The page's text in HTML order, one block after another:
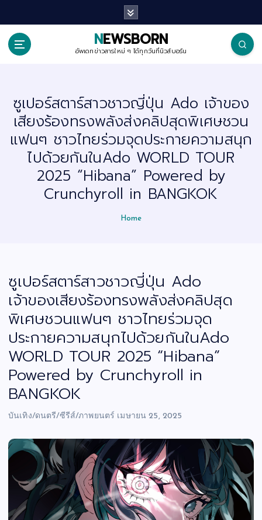
i
NEWSBORN
อัพเดทข่าวสารใหม่ ๆ ได้ทุกวันที่นิวส์บอร์น
ซูเปอร์สตาร์สาวชาวญี่ปุ่น Ado เจ้าของ
เสียงร้องทรงพลังส่งคลิปสุดพิเศษชวน
แฟนๆ ชาวไทยร่วมจุดประกายความสนุก
ไปด้วยกันในAdo WORLD TOUR
2025 “Hibana” Powered by
Crunchyroll in BANGKOK
Home
ซูเปอร์สตาร์สาวชาวญี่ปุ่น Ado
เจ้าของเสียงร้องทรงพลังส่งคลิปสุด
พิเศษชวนแฟนๆ ชาวไทยร่วมจุด
ประกายความสนุกไปด้วยกันในAdo
WORLD TOUR 2025 “Hibana”
Powered by Crunchyroll in
BANGKOK
บันเทิง/ดนตรี/ซีรีส์/ภาพยนตร์ เมษายน 25, 2025